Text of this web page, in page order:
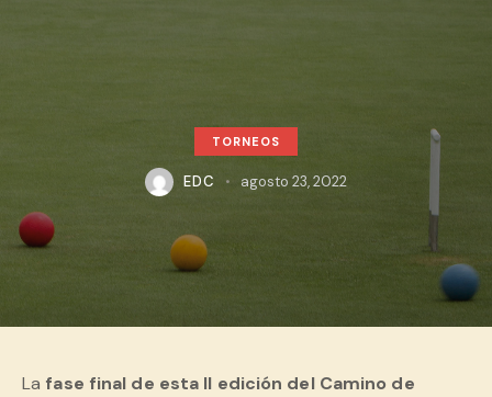
TORNEOS
EDC agosto 23, 2022
La fase final de esta II edición del Camino de